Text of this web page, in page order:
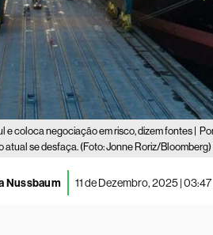
coloca negociação em risco, dizem fontes |
atual se desfaça. (Foto: Jonne Roriz/Bloomberg)
Nussbaum 11 de Dezembro, 2025 | 03:47